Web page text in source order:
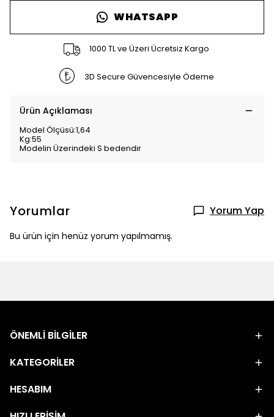
WHATSAPP
1000 TL ve Üzeri Ücretsiz Kargo
3D Secure Güvencesiyle Ödeme
Ürün Açıklaması
Model Ölçüsü:1,64
Kg:55
Modelin Üzerindeki S bedendir
Yorumlar Yorum Yap
Bu ürün için henüz yorum yapılmamış.
ÖNEMLİ BİLGİLER
KATEGORİLER
HESABIM